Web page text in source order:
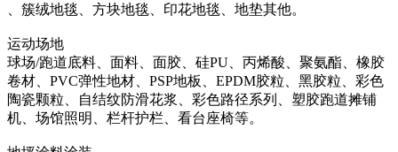
、簇绒地毯、方块地毯、印花地毯、地垫其他。
运动场地
球场/跑道底料、面料、面胶、硅PU、丙烯酸、聚氨酯、橡胶
卷材、PVC弹性地材、PSP地板、EPDM胶粒、黑胶粒、彩色
陶瓷颗粒、自结纹防滑花浆、彩色路径系列、塑胶跑道摊铺
机、场馆照明、栏杆护栏、看台座椅等。